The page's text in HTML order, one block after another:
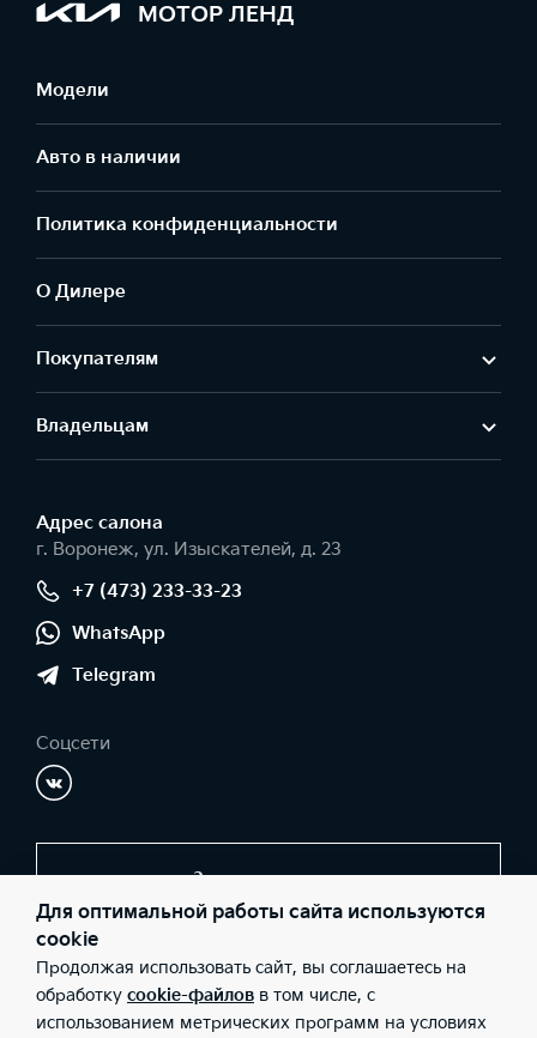
МОТОР ЛЕНД
Модели
Авто в наличии
Политика конфиденциальности
О Дилере
Покупателям
Владельцам
Адрес салонa
г. Воронеж, ул. Изыскателей, д. 23
+7 (473) 233-33-23
WhatsApp
Telegram
Соцсети
Заказать звонок
© 2026 Юридические лица ООО "СОКРАТ СПБ" (Фактический
адрес: г. Воронеж, ул. Изыскателей, д. 23; Телефон: +7 (473) 233-
33-23; ИНН: 3662075500; ОГРН: 1183668006873), ООО «Киа
Россия и СНГ» (Фактический адрес: г.Москва, Валовая 26;
Для оптимальной работы сайта используются
cookie
Продолжая использовать сайт, вы соглашаетесь на
обработку cookie-файлов в том числе, с
использованием метрических программ на условиях